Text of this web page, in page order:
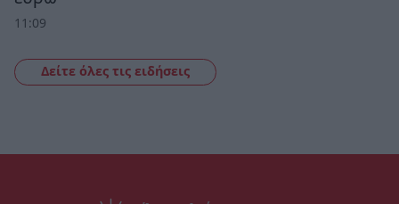
11:09
Δείτε όλες τις ειδήσεις